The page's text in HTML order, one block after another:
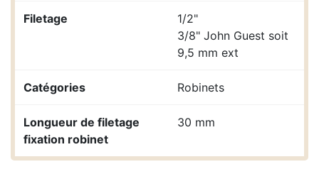
Filetage
1/2"
3/8" John Guest soit
9,5 mm ext
Catégories Robinets
Longueur de filetage
fixation robinet
30 mm